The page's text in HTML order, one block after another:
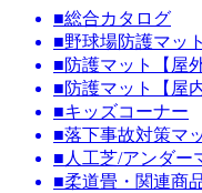
■総合カタログ
■野球場防護マット
■防護マット【屋外
■防護マット【屋内
■キッズコーナー
■落下事故対策マ
■人工芝/アンダー
■柔道畳・関連商